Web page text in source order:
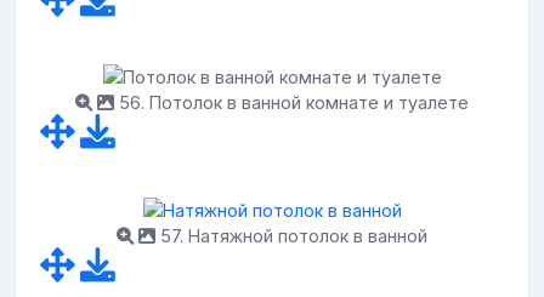
56. Потолок в ванной комнате и туалете
57. Натяжной потолок в ванной